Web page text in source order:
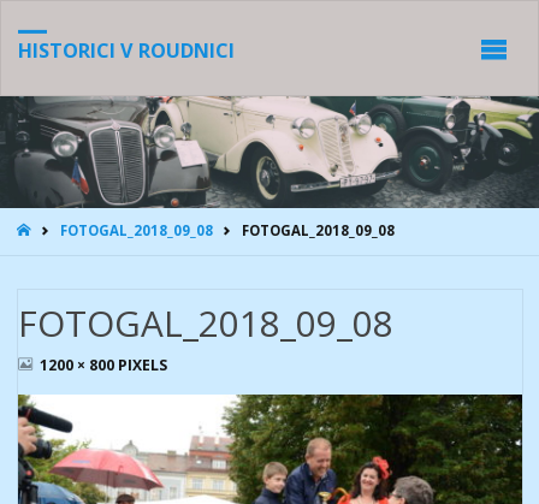
HISTORICI V ROUDNICI
HOMEFOTOGAL_2018_09_08 FOTOGAL_2018_09_08
FOTOGAL_2018_09_08
FULL1200 × 800 PIXELS